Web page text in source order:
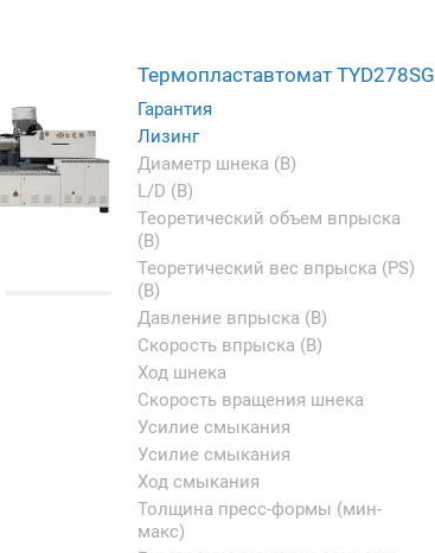
Термопластавтомат TYD278SG
Гарантия
Лизинг
Диаметр шнека (B)
L/D (B)
Теоретический объем впрыска
(B)
Теоретический вес впрыска (PS)
(B)
Давление впрыска (B)
Скорость впрыска (B)
Ход шнека
Скорость вращения шнека
Усилие смыкания
Усилие смыкания
Ход смыкания
Толщина пресс-формы (мин-
макс)